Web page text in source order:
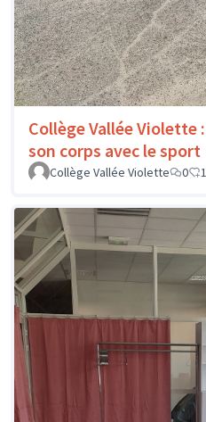
Collège Vallée Violette
son corps avec le sport
Collège Vallée Violette
0 1